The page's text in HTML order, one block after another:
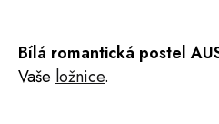
Bílá romantická postel
Vaše ložnice.